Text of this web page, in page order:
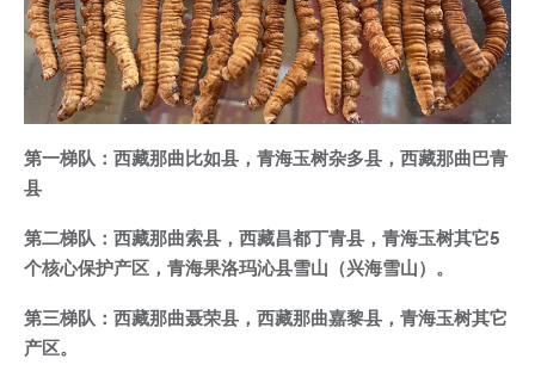
第一梯队：西藏那曲比如县，青海玉树杂多县，西藏那曲巴青
县
第二梯队：西藏那曲索县，西藏昌都丁青县，青海玉树其它5
个核心保护产区，青海果洛玛沁县雪山（兴海雪山）。
第三梯队：西藏那曲聂荣县，西藏那曲嘉黎县，青海玉树其它
产区。